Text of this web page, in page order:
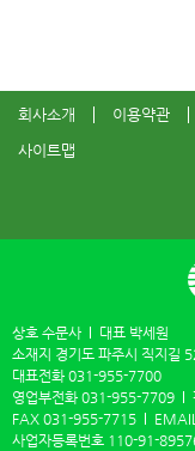
회사소개 이용약관
사이트맵
상호 수문사
대표 박세원
소재지 경기도 파주시 직지길
대표전화 031-955-7700
영업부전화 031-955-7709
FAX 031-955-7715 EMAIL
사업자등록번호 110-91-